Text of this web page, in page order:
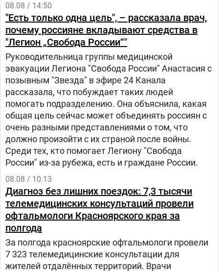
08.08 / 14:50
"Есть только одна цель", – рассказала врач,
почему россияне вкладывают средства в
"Легион „Свобода России“"
Руководительница группы медицинской
эвакуации Легиона "Свобода России" Анастасия с
позывным "Звезда" в эфире 24 Канала
рассказала, что побуждает таких людей
помогать подразделению. Она объяснила, какая
общая цель сейчас может объединять россиян с
очень разными представлениями о том, что
должно произойти с их страной после войны.
Среди тех, кто помогает Легиону "Свобода
России" из-за рубежа, есть и граждане России.
08.08 / 10:13
Диагноз без лишних поездок: 7,3 тысячи
телемедицинских консультаций провели
офтальмологи Красноярского края за
полгода
За полгода красноярские офтальмологи провели
7 323 телемедицинские консультации для
жителей отдалённых территорий. Врачи